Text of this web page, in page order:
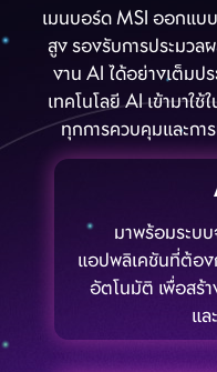
เมนบอร์ด MSI ออกแบ
สูง รองรับการประมวล
งาน AI ได้อย่างเต็มป
เทคโนโลยี AI เข้ามาใ
ทุกการควบคุมและกา
มาพร้อมระบ
แอปพลิเคชันที่ต้อง
อัตโนมัติ เพื่อสร้
แ